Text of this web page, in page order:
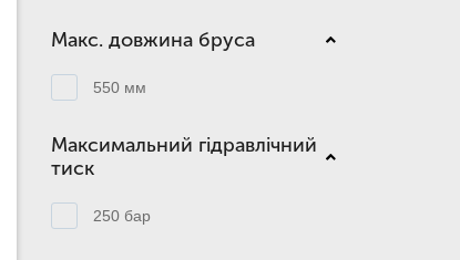
Макс. довжина бруса
550 мм
Максимальний гідравлічний
тиск
250 бар